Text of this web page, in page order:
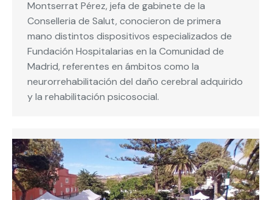
Montserrat Pérez, jefa de gabinete de la
Conselleria de Salut, conocieron de primera
mano distintos dispositivos especializados de
Fundación Hospitalarias en la Comunidad de
Madrid, referentes en ámbitos como la
neurorrehabilitación del daño cerebral adquirido
y la rehabilitación psicosocial.